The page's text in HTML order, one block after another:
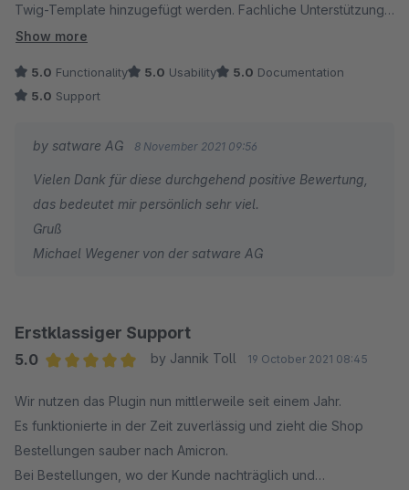
Twig-Template hinzugefügt werden. Fachliche Unterstützung
haben wir durch den hervorragenden Support durch Herrn
Show more
5.0 Functionality 5.0 Usability 5.0 Documentation
5.0 Support
by satware AG 8 November 2021 09:56
Vielen Dank für diese durchgehend positive Bewertung,
das bedeutet mir persönlich sehr viel.
Gruß
Michael Wegener von der satware AG
Erstklassiger Support
5.0
by Jannik Toll 19 October 2021 08:45
Wir nutzen das Plugin nun mittlerweile seit einem Jahr.
Es funktionierte in der Zeit zuverlässig und zieht die Shop
Bestellungen sauber nach Amicron.
Bei Bestellungen, wo der Kunde nachträglich und